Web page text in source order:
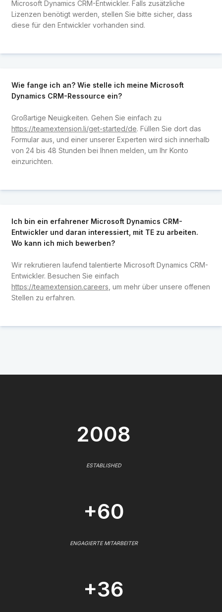
Microsoft Dynamics CRM-Entwickler. Falls zusätzliche
Lizenzen benötigt werden, stellen Sie bitte sicher, dass
diese für den Entwickler vorhanden sind.
Wie fange ich an? Wie stelle ich meine Microsoft
Dynamics CRM-Ressource ein?
Großartige Neuigkeiten. Gehen Sie einfach zu
https://teamextension.li/get-started/de. Füllen Sie dort das
Formular aus, und einer unserer Experten wird sich innerhalb
von 24 bis 48 Stunden bei Ihnen melden, um Ihr Konto
einzurichten.
Ich bin ein erfahrener Microsoft Dynamics CRM-
Entwickler und daran interessiert, mit TE zu arbeiten.
Wo kann ich mich bewerben?
Wir rekrutieren laufend talentierte Microsoft Dynamics CRM-
Entwickler. Besuchen Sie einfach
https://teamextension.careers , um mehr über unsere offenen
Stellen zu erfahren.
2008
ESTABLISHED
+60
ENGAGIERTE MITARBEITER
+36